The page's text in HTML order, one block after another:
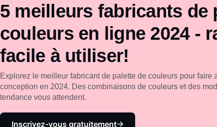
5 meilleurs fabricants de
couleurs en ligne 2024 -
facile à utiliser!
Explorez le meilleur fabricant de palette de couleurs pour faire
conception en 2024. Des combinaisons de couleurs et des
tendance vous attendent.
Inscrivez-vous gratuitement